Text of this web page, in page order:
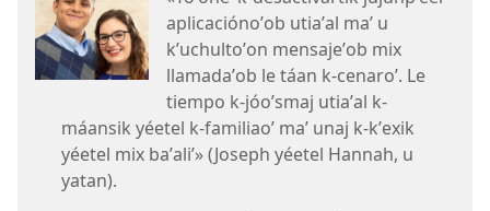
aplicaciónoʼob utiaʼal maʼ u
kʼuchultoʼon mensajeʼob mix
llamadaʼob le táan k-cenaroʼ. Le
tiempo k-jóoʼsmaj utiaʼal k-
máansik yéetel k-familiaoʼ maʼ unaj k-kʼexik
yéetel mix baʼaliʼ» (Joseph yéetel Hannah, u
yatan).